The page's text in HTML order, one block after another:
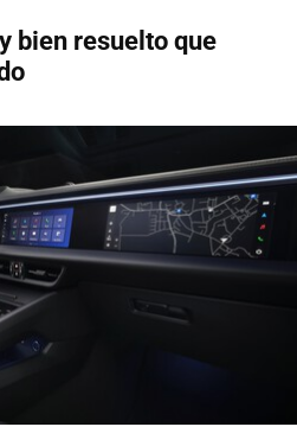
bien resuelto que